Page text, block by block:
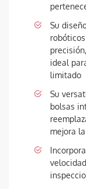
Su
ideal
limitado
Su
bolsas
mejora